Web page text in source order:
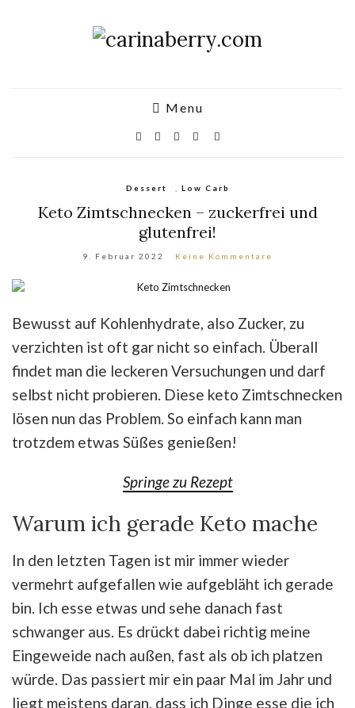
Menu
Dessert Low Carb
Keto Zimtschnecken – zuckerfrei und
glutenfrei!
9. Februar 2022 Keine Kommentare
Bewusst auf Kohlenhydrate, also Zucker, zu
verzichten ist oft gar nicht so einfach. Überall
findet man die leckeren Versuchungen und darf
selbst nicht probieren. Diese keto Zimtschnecken
lösen nun das Problem. So einfach kann man
trotzdem etwas Süßes genießen!
Springe zu Rezept
Warum ich gerade Keto mache
In den letzten Tagen ist mir immer wieder
vermehrt aufgefallen wie aufgebläht ich gerade
bin. Ich esse etwas und sehe danach fast
schwanger aus. Es drückt dabei richtig meine
Eingeweide nach außen, fast als ob ich platzen
würde. Das passiert mir ein paar Mal im Jahr und
liegt meistens daran, dass ich Dinge esse die ich